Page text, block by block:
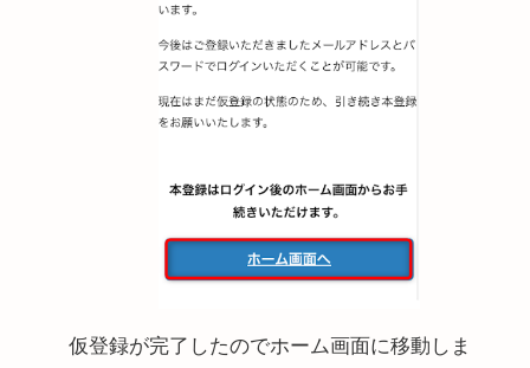
仮登録が完了したのでホーム画面に移動しま